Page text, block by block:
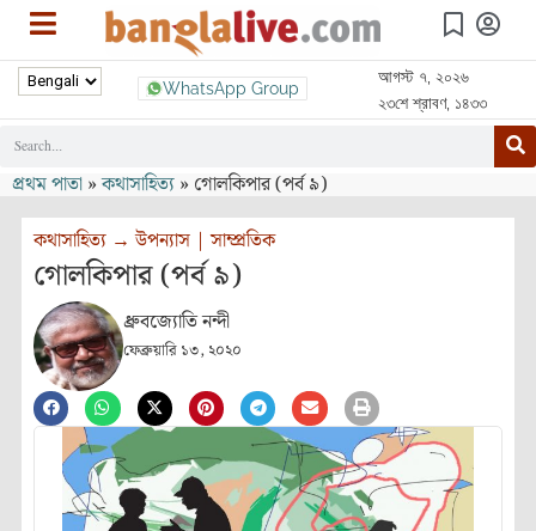
WhatsApp Group
আগস্ট ৭, ২০২৬
২৩শে শ্রাবণ, ১৪৩৩
প্রথম পাতা »কথাসাহিত্য » গোলকিপার (পর্ব ৯)
কথাসাহিত্য →উপন্যাস |সাম্প্রতিক
গোলকিপার (পর্ব ৯)
ধ্রুবজ্যোতি নন্দী
ফেব্রুয়ারি ১৩, ২০২০